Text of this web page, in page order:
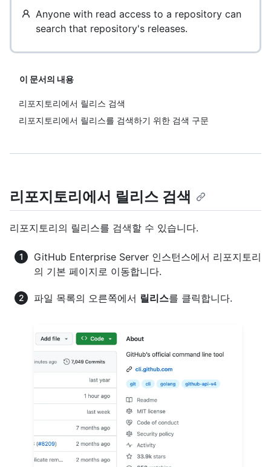
Anyone with read access to a repository can
search that repository's releases.
이 문서의 내용
리포지토리에서 릴리스 검색
리포지토리에서 릴리스를 검색하기 위한 검색 구문
리포지토리에서 릴리스 검색
리포지토리의 릴리스를 검색할 수 있습니다.
GitHub Enterprise Server 인스턴스에서 리포지토리
의 기본 페이지로 이동합니다.
파일 목록의 오른쪽에서 릴리스를 클릭합니다.